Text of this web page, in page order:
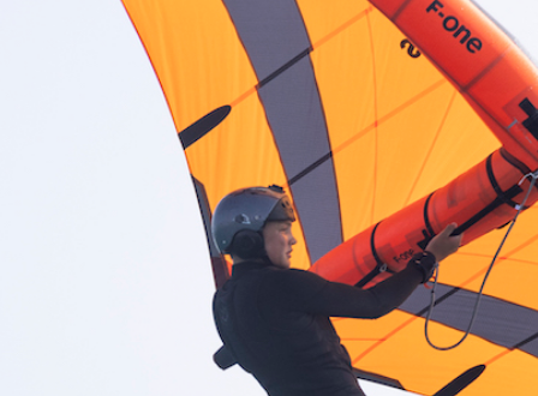
apprendre le wing foil en toute sécurité,
nous vous conseillons de privilégier les plans d’eau
sécurisés. Lespot parfait pour débuter en wing
doit réunir les 3 conditions suivantes :
Un plan d’eau calme avec le moins de houle
Un spot suffisamment venté (entre 15 et 25
Un terrain de jeu dégagé et sans obstacles
Quiberon est l’un des
meilleurs spots de wing foil
, pour les débutants ! Située à l’abri de
baie de Quiberonoffre un